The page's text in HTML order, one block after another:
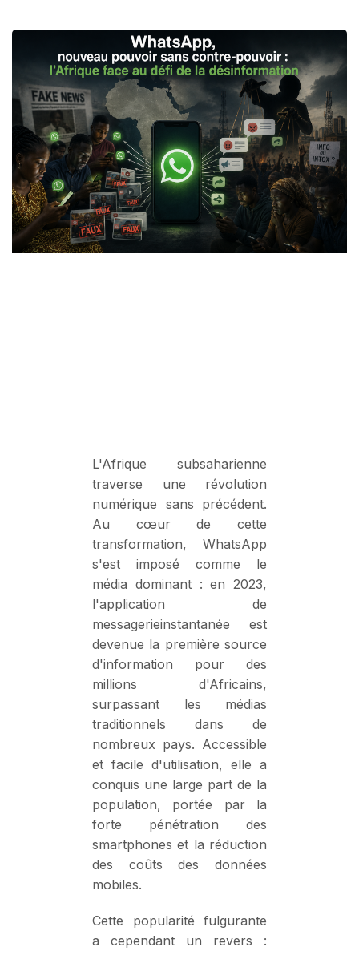
L'Afrique subsaharienne
traverse une révolution
numérique sans précédent.
Au cœur de cette
transformation, WhatsApp
s'est imposé comme le
média dominant : en 2023,
l'application de
messagerieinstantanée est
devenue la première source
d'information pour des
millions d'Africains,
surpassant les médias
traditionnels dans de
nombreux pays. Accessible
et facile d'utilisation, elle a
conquis une large part de la
population, portée par la
forte pénétration des
smartphones et la réduction
des coûts des données
mobiles.
Cette popularité fulgurante
a cependant un revers :